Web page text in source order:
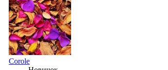
Сorole